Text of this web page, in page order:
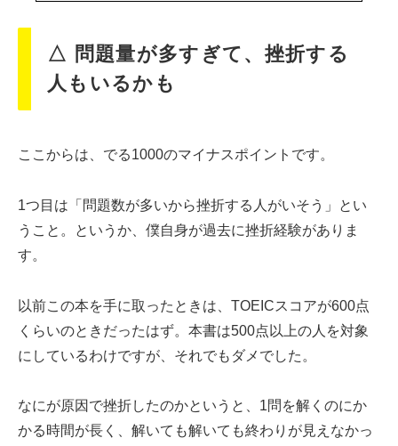
△ 問題量が多すぎて、挫折する
人もいるかも
ここからは、でる1000のマイナスポイントです。
1つ目は「問題数が多いから挫折する人がいそう」とい
うこと。というか、僕自身が過去に挫折経験がありま
す。
以前この本を手に取ったときは、TOEICスコアが600点
くらいのときだったはず。本書は500点以上の人を対象
にしているわけですが、それでもダメでした。
なにが原因で挫折したのかというと、1問を解くのにか
かる時間が長く、解いても解いても終わりが見えなかっ